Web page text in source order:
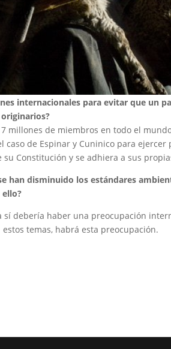
internacionales para evitar que un
millones de miembros en todo el
de Espinar y Cuninico para
Constitución y se adhiera a sus
han disminuido los estándares
debería haber una preocupación
temas, habrá esta preocupación.